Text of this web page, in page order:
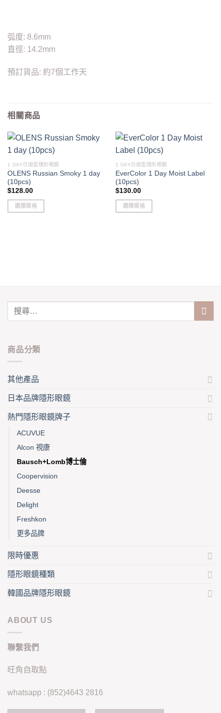
弧度: 8.6mm
直徑: 14.2mm
預訂貨品: 約7個工作天
相關商品
1 DAY日拋型隱形眼鏡
OLENS Russian Smoky 1 day
(10pcs)
$128.00
選擇規格
be
chosen
on
page
1 DAY日拋型隱形眼鏡
EverColor 1 Day Moist Label
(10pcs)
$130.00
選擇規格
be
on
商品分類
其他產品
日本品牌隱形眼鏡
熱門隱形眼鏡牌子
ACUVUE
Alcon 視康
Bausch+Lomb博士倫
Coopervision
Deesse
Delight
Freshkon
更多品牌
限時優惠
隱形眼鏡種類
韓國品牌隱形眼鏡
ABOUT US
聯繫我們
旺角自取點
whatsapp : (852)4643 2816